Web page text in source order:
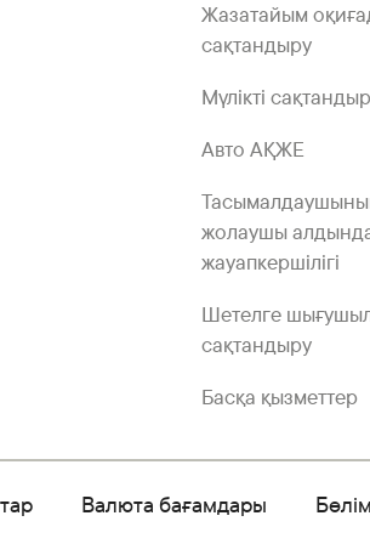
Жазатайым
сақтандыру
Мүлікті
Авто АҚЖЕ
жолаушы
жауапкершілігі
Шетелге
сақтандыру
Басқа қызметтер
Валюта бағамдары